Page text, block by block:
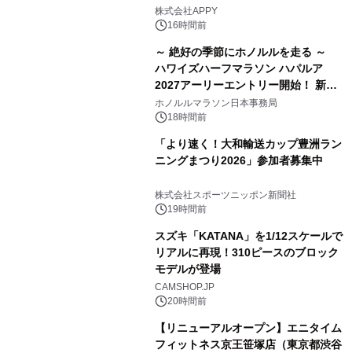
株式会社APPY
16時間前
～ 絶好の季節にホノルルを走る ～
ハワイズハーフマラソン ハパルア
2027アーリーエントリー開始！ 新カ
テゴリー「ハパルアIKI(イキ)」(約
13.4km)が登場
ホノルルマラソン日本事務局
18時間前
「より速く！大和輸送カップ豊洲ラン
ニングまつり2026」参加者募集中
株式会社スポーツニッポン新聞社
19時間前
スズキ「KATANA」を1/12スケールで
リアルに再現！310ピースのブロック
モデルが登場
CAMSHOP.JP
20時間前
【リニューアルオープン】エニタイム
フィットネス京王笹塚店（東京都渋谷